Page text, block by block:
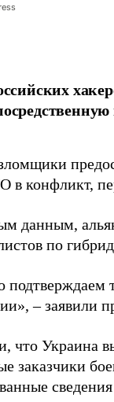
в конфликт,
данным,
по
– заявили
что Украина
заказчики